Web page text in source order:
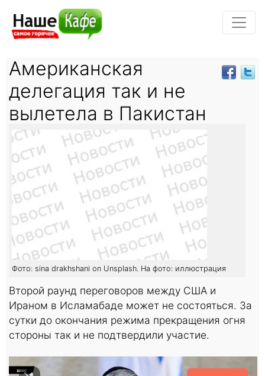
Американская
делегация так и не
вылетела в Пакистан
Фото: sina drakhshani on Unsplash. На фото: иллюстрация
Второй раунд переговоров между США и
Ираном в Исламабаде может не состояться. За
сутки до окончания режима прекращения огня
стороны так и не подтвердили участие.